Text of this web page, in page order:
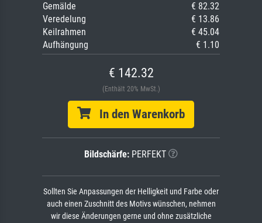
Gemälde
€ 82.32
Veredelung
€ 13.86
Keilrahmen
€ 45.04
Aufhängung
€ 1.10
€ 142.32
(Enthält 20% MwSt.)
In den Warenkorb
Bildschärfe: PERFEKT
Sollten Sie Anpassungen der Helligkeit und Farbe oder
auch einen Zuschnitt des Motivs wünschen, nehmen
wir diese Änderungen gerne und ohne zusätzliche